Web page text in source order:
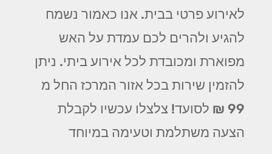
לאירוע פרטי בבית. אנו כאמור נשמח
להגיע ולהרים לכם עמדת על האש
מפוארת ומכובדת לכל אירוע ביתי. ניתן
להזמין שירות בכל אזור המרכז החל מ
99 ₪ לסועד! צלצלו עכשיו לקבלת
הצעה משתלמת וטעימה במיוחד